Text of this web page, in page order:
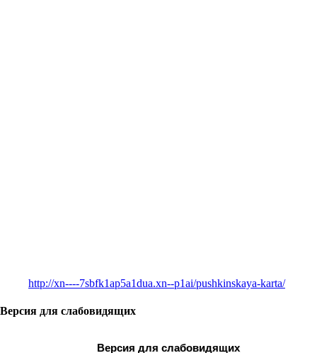
http://xn----7sbfk1ap5a1dua.xn--p1ai/pushkinskaya-karta/
Версия для слабовидящих
Версия для слабовидящих